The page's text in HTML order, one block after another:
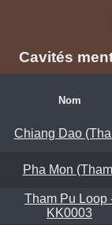
Cavités
Nom
Chiang Dao
Pha Mon
Tham Pu Loop
KK0003